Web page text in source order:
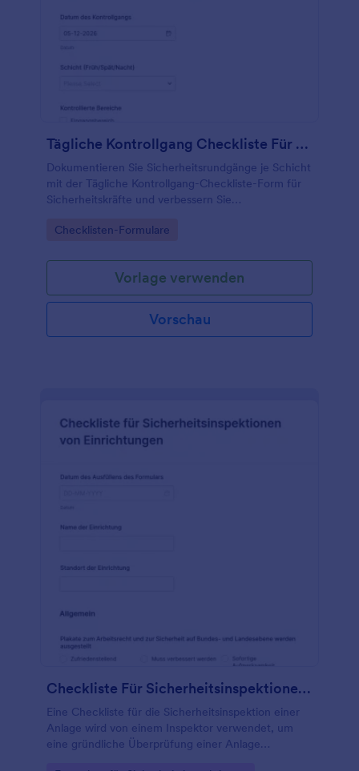
Tägliche Kontrollgang Checkliste Für Sicherheitskräfte
Dokumentieren Sie Sicherheitsrundgänge je Schicht
mit der Tägliche Kontrollgang-Checkliste-Form für
Sicherheitskräfte und verbessern Sie
Übergaben in Wach- und Sicherheitsdiensten mit
Go to Category:
Checklisten-Formulare
Vorlage verwenden
Vorschau
Checkliste Für Sicherheitsinspektionen Von Einrichtungen
Eine Checkliste für die Sicherheitsinspektion einer
Anlage wird von einem Inspektor verwendet, um
eine gründliche Überprüfung einer Anlage